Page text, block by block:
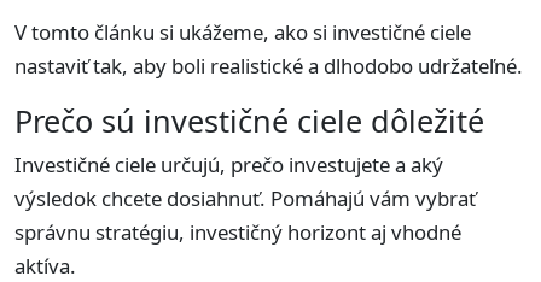
V tomto článku si ukážeme, ako si investičné ciele
nastaviť tak, aby boli realistické a dlhodobo udržateľné.
Prečo sú investičné ciele dôležité
Investičné ciele určujú, prečo investujete a aký
výsledok chcete dosiahnuť. Pomáhajú vám vybrať
správnu stratégiu, investičný horizont aj vhodné
aktíva.